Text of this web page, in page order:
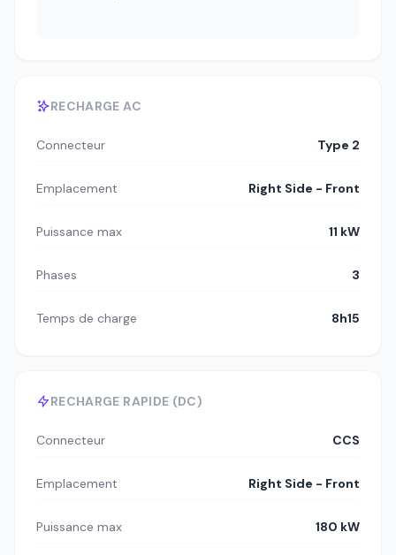
RECHARGE AC
Connecteur Type 2
Emplacement Right Side - Front
Puissance max 11 kW
Phases 3
Temps de charge 8h15
RECHARGE RAPIDE (DC)
Connecteur CCS
Emplacement Right Side - Front
Puissance max 180 kW